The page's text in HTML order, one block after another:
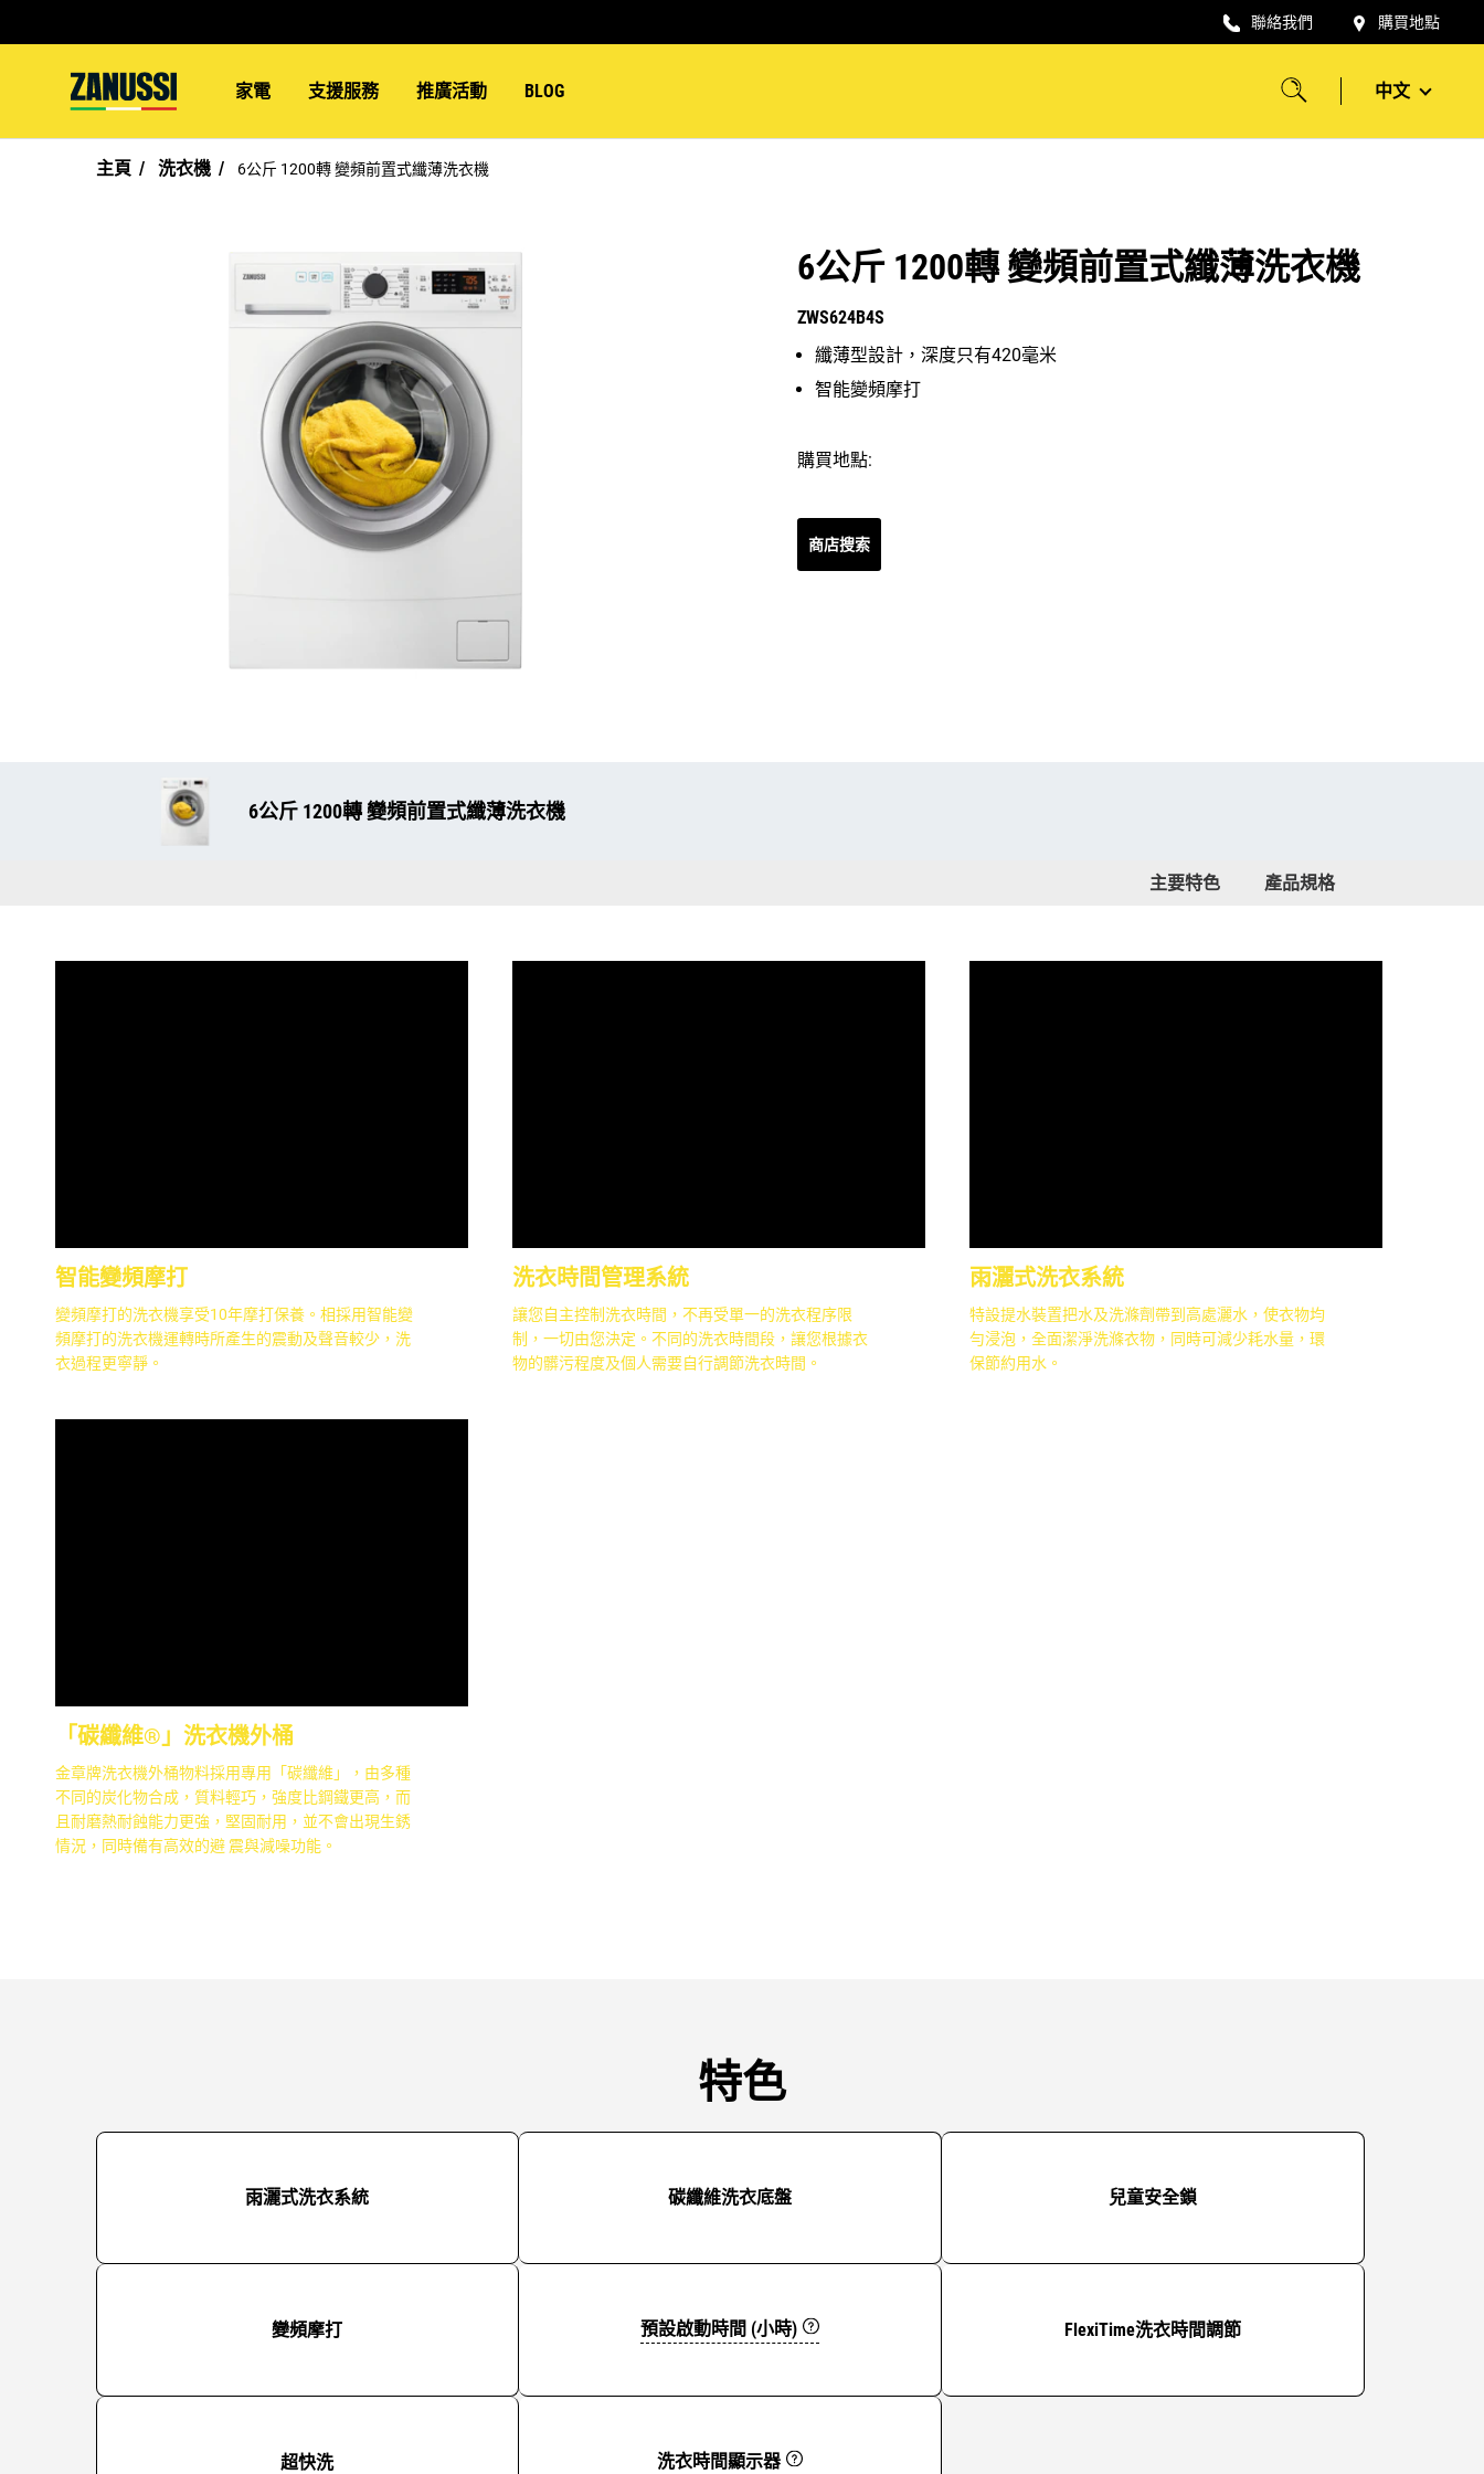
聯絡我們 購買地點
家電 支援服務 推廣活動 BLOG 中文
主頁 洗衣機 6公斤 1200轉 變頻前置式纖薄洗衣機
6公斤 1200轉 變頻前置式纖薄洗衣機
ZWS624B4S
纖薄型設計，深度只有420毫米
智能變頻摩打
購買地點:
商店搜索
6公斤 1200轉 變頻前置式纖薄洗衣機
主要特色 產品規格
智能變頻摩打
變頻摩打的洗衣機享受10年摩打保養。相採用智能變
頻摩打的洗衣機運轉時所產生的震動及聲音較少，洗
衣過程更寧靜。
洗衣時間管理系統
讓您自主控制洗衣時間，不再受單一的洗衣程序限
制，一切由您決定。不同的洗衣時間段，讓您根據衣
物的髒污程度及個人需要自行調節洗衣時間。
雨灑式洗衣系統
特設提水裝置把水及洗滌劑帶到高處灑水，使衣物均
勻浸泡，全面潔淨洗滌衣物，同時可減少耗水量，環
保節約用水。
「碳纖維®」洗衣機外桶
金章牌洗衣機外桶物料採用專用「碳纖維」，由多種
不同的炭化物合成，質料輕巧，強度比鋼鐵更高，而
且耐磨熱耐蝕能力更強，堅固耐用，並不會出現生銹
情況，同時備有高效的避 震與減噪功能。
特色
雨灑式洗衣系統 碳纖維洗衣底盤 兒童安全鎖
變頻摩打 預設啟動時間 (小時) FlexiTime洗衣時間調節
超快洗 洗衣時間顯示器